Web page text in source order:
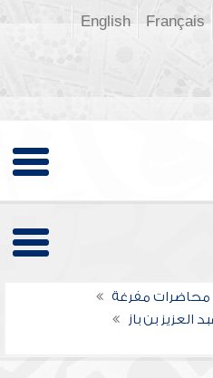
Français
English
محاضرات مفرغة
العزيز بن باز